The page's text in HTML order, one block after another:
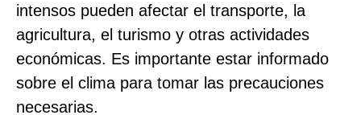
intensos pueden afectar el transporte, la
agricultura, el turismo y otras actividades
económicas. Es importante estar informado
sobre el clima para tomar las precauciones
necesarias.